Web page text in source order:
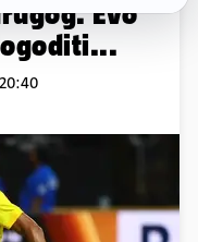
Evo